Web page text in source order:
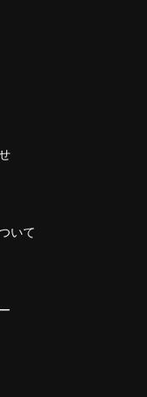
いて